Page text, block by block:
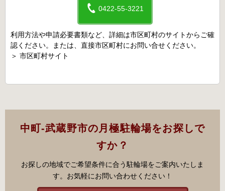
0422-55-3221
利用方法や申請必要書類など、詳細は市区町村のサイトからご確
認ください。または、直接市区町村にお問い合せください。
＞ 市区町村サイト
中町-武蔵野市の月極駐輪場をお探しで
すか？
お探しの地域でご希望条件に合う駐輪場をご案内いたしま
す。お気軽にお問い合わせください！